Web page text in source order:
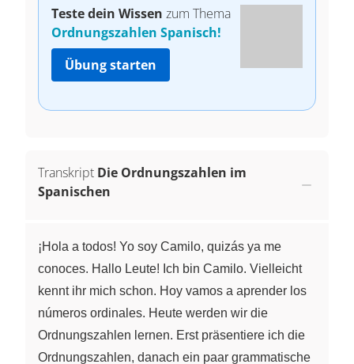
Teste dein Wissen zum Thema
Ordnungszahlen Spanisch!
Übung starten
Transkript Die Ordnungszahlen im
Spanischen
¡Hola a todos! Yo soy Camilo, quizás ya me
conoces. Hallo Leute! Ich bin Camilo. Vielleicht
kennt ihr mich schon. Hoy vamos a aprender los
números ordinales. Heute werden wir die
Ordnungszahlen lernen. Erst präsentiere ich die
Ordnungszahlen, danach ein paar grammatische